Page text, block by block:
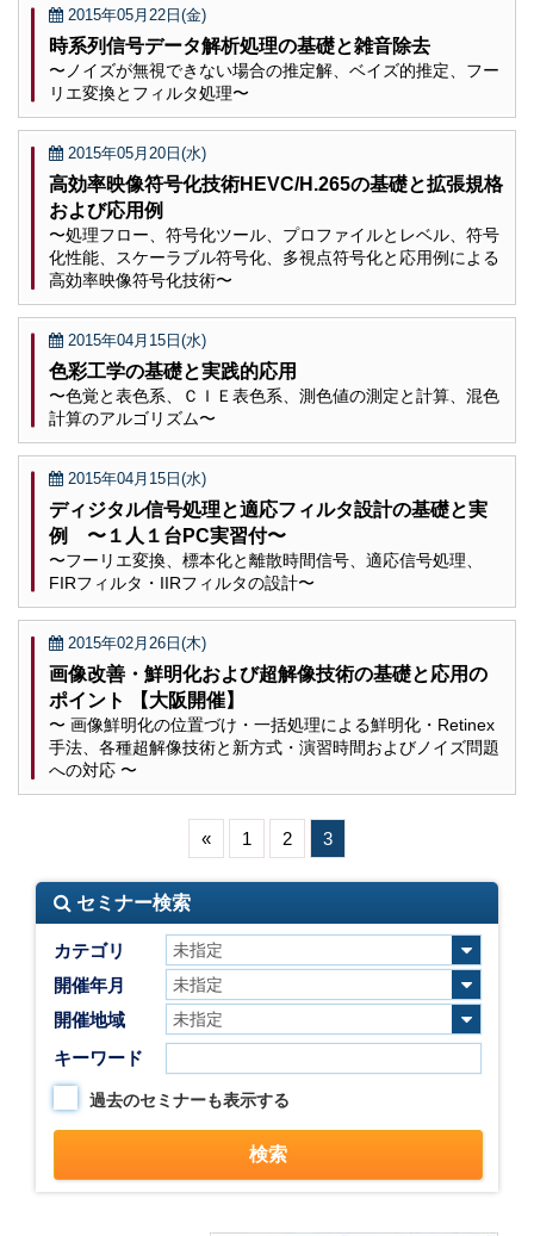
2015年05月22日(金)
時系列信号データ解析処理の基礎と雑音除去
〜ノイズが無視できない場合の推定解、ベイズ的推定、フー
リエ変換とフィルタ処理〜
2015年05月20日(水)
高効率映像符号化技術HEVC/H.265の基礎と拡張規格
および応用例
〜処理フロー、符号化ツール、プロファイルとレベル、符号
化性能、スケーラブル符号化、多視点符号化と応用例による
高効率映像符号化技術〜
2015年04月15日(水)
色彩工学の基礎と実践的応用
〜色覚と表色系、ＣＩＥ表色系、測色値の測定と計算、混色
計算のアルゴリズム〜
2015年04月15日(水)
ディジタル信号処理と適応フィルタ設計の基礎と実
例 〜１人１台PC実習付〜
〜フーリエ変換、標本化と離散時間信号、適応信号処理、
FIRフィルタ・IIRフィルタの設計〜
2015年02月26日(木)
画像改善・鮮明化および超解像技術の基礎と応用の
ポイント 【大阪開催】
〜 画像鮮明化の位置づけ・一括処理による鮮明化・Retinex
手法、各種超解像技術と新方式・演習時間およびノイズ問題
への対応 〜
« 1 2 3
セミナー検索
カテゴリ
開催年月
開催地域
キーワード
過去のセミナーも表示する